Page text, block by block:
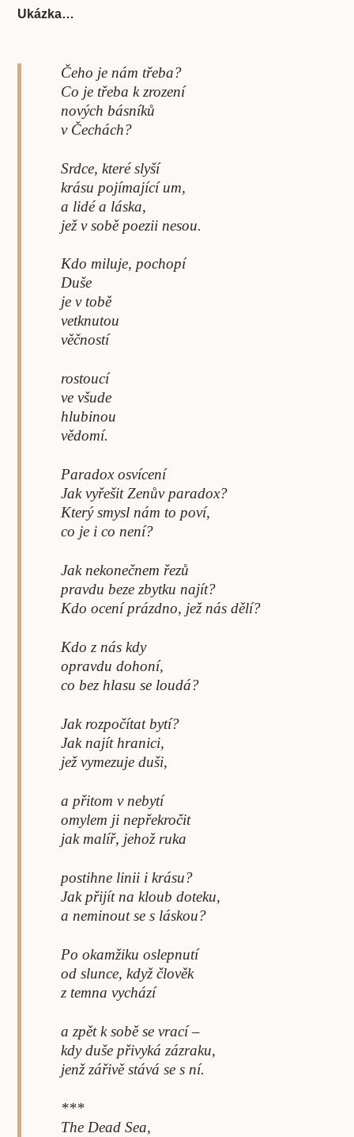
Ukázka…
Čeho je nám třeba?
Co je třeba k zrození
nových básníků
v Čechách?
Srdce, které slyší
krásu pojímající um,
a lidé a láska,
jež v sobě poezii nesou.
Kdo miluje, pochopí
Duše
je v tobě
vetknutou
věčností
rostoucí
ve všude
hlubinou
vědomí.
Paradox osvícení
Jak vyřešit Zenův paradox?
Který smysl nám to poví,
co je i co není?
Jak nekonečnem řezů
pravdu beze zbytku najít?
Kdo ocení prázdno, jež nás dělí?
Kdo z nás kdy
opravdu dohoní,
co bez hlasu se loudá?
Jak rozpočítat bytí?
Jak najít hranici,
jež vymezuje duši,
a přitom v nebytí
omylem ji nepřekročit
jak malíř, jehož ruka
postihne linii i krásu?
Jak přijít na kloub doteku,
a neminout se s láskou?
Po okamžiku oslepnutí
od slunce, když člověk
z temna vychází
a zpět k sobě se vrací –
kdy duše přivyká zázraku,
jenž zářivě stává se s ní.
***
The Dead Sea,